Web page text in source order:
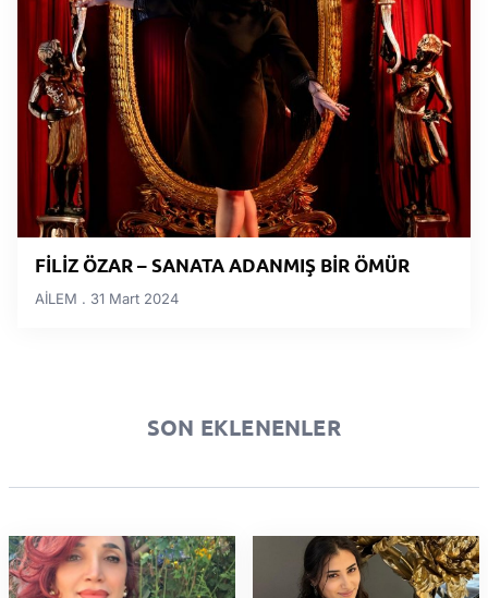
FİLİZ ÖZAR – SANATA ADANMIŞ BİR ÖMÜR
AİLEM 31 Mart 2024
SON EKLENENLER